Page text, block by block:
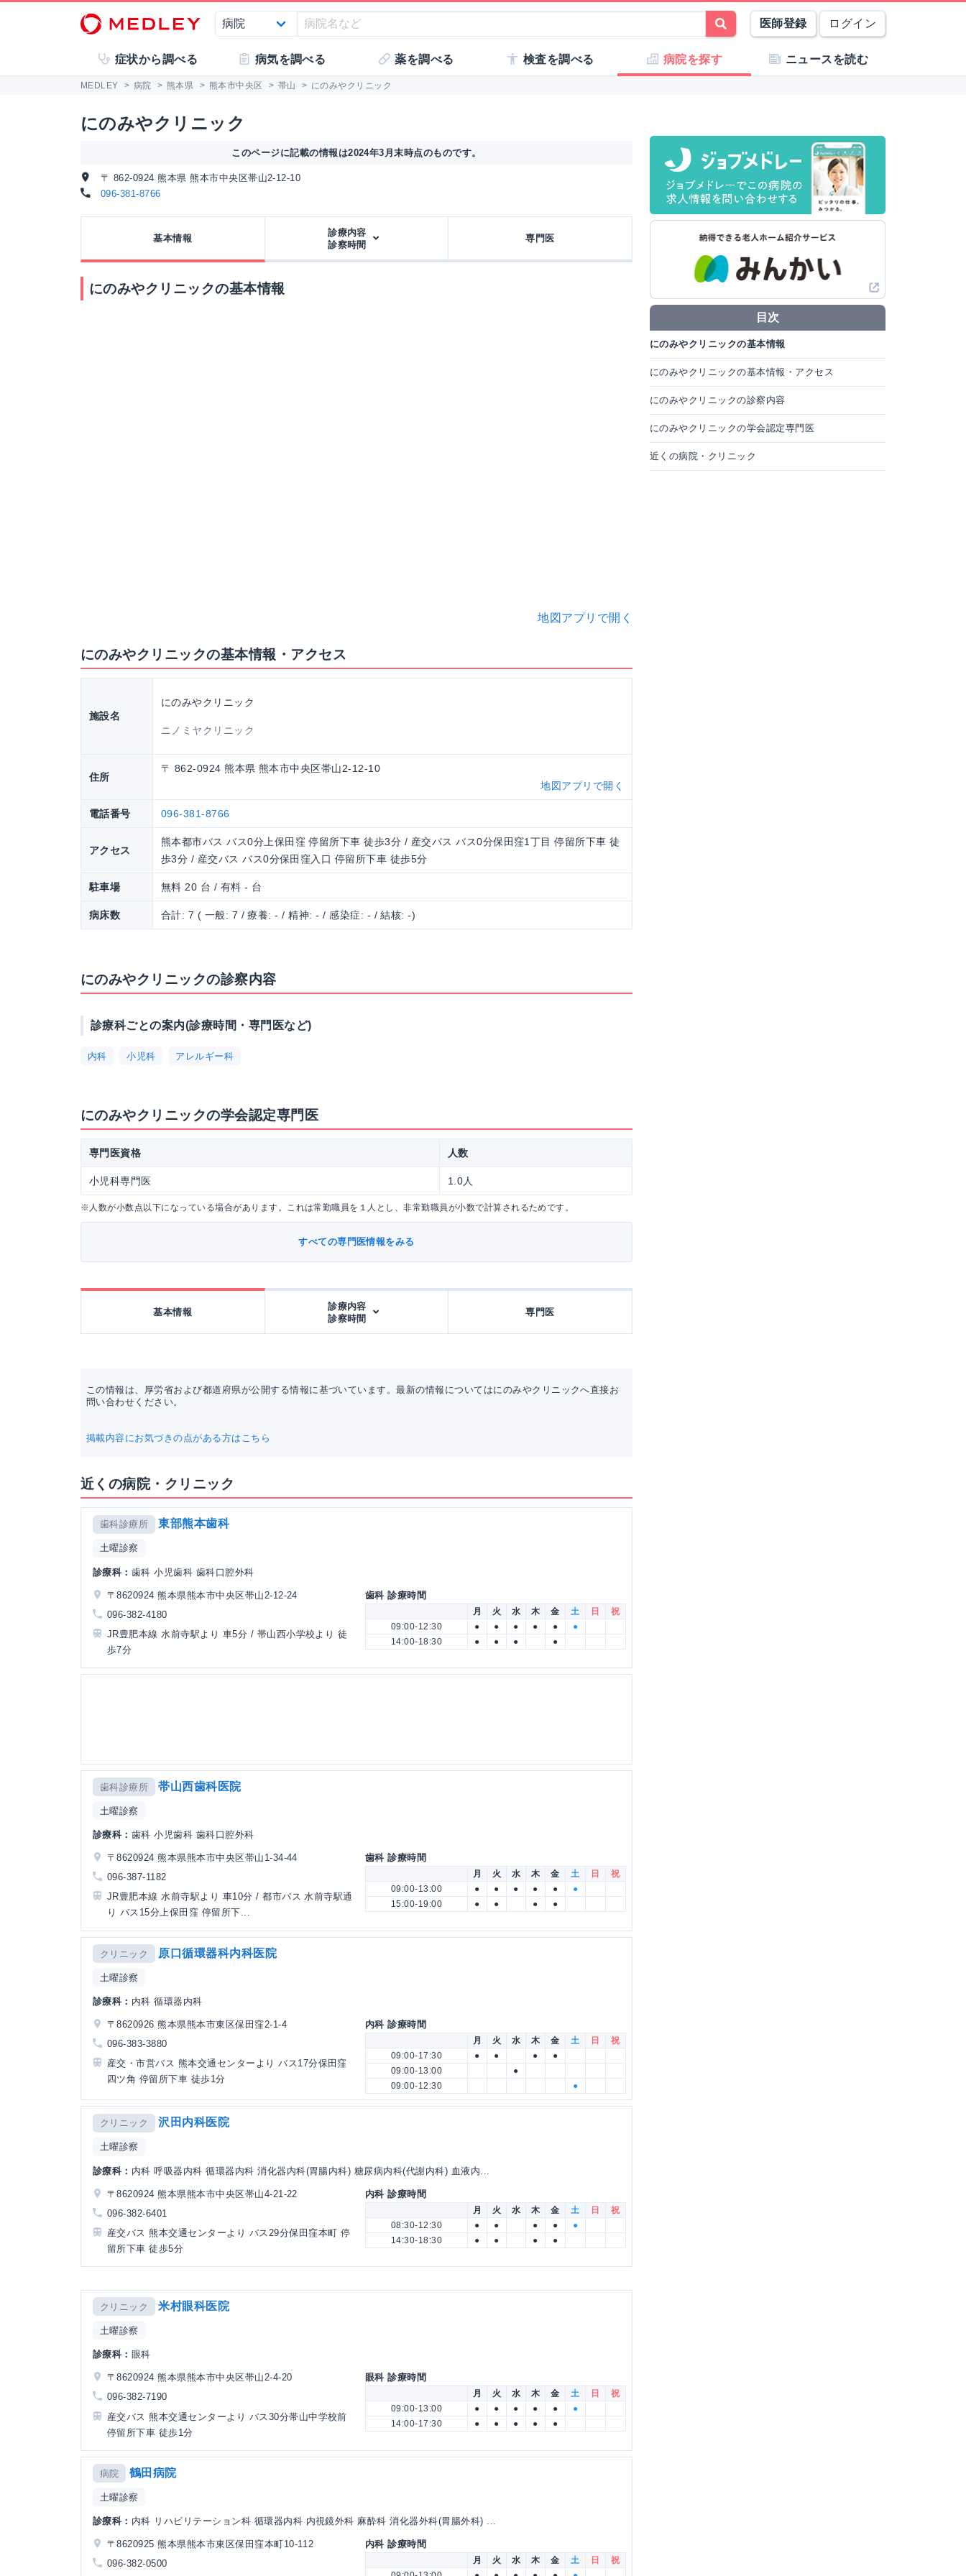
医師登録 ログイン
症状から調べる 病気を調べる 薬を調べる 検査を調べる 病院を探す ニュースを読む
MEDLEY > 病院 > 熊本県 > 熊本市中央区 > 帯山 > にのみやクリニック
にのみやクリニック
このページに記載の情報は2024年3月末時点のものです。
〒 862-0924 熊本県 熊本市中央区帯山2-12-10
096-381-8766
基本情報
診療内容
診察時間
専門医
にのみやクリニックの基本情報
地図アプリで開く
にのみやクリニックの基本情報・アクセス
施設名
にのみやクリニック
ニノミヤクリニック
住所
〒 862-0924 熊本県 熊本市中央区帯山2-12-10
地図アプリで開く
電話番号 096-381-8766
アクセス
熊本都市バス バス0分上保田窪 停留所下車 徒歩3分 / 産交バス バス0分保田窪1丁目 停留所下車 徒
歩3分 / 産交バス バス0分保田窪入口 停留所下車 徒歩5分
駐車場 無料 20 台 / 有料 - 台
病床数 合計: 7 ( 一般: 7 / 療養: - / 精神: - / 感染症: - / 結核: -)
にのみやクリニックの診察内容
診療科ごとの案内(診療時間・専門医など)
内科 小児科 アレルギー科
にのみやクリニックの学会認定専門医
専門医資格 人数
小児科専門医 1.0人
※人数が小数点以下になっている場合があります。これは常勤職員を１人とし、非常勤職員が小数で計算されるためです。
すべての専門医情報をみる
基本情報
診療内容
診察時間
専門医
この情報は、厚労省および都道府県が公開する情報に基づいています。最新の情報についてはにのみやクリニックへ直接お
問い合わせください。
掲載内容にお気づきの点がある方はこちら
近くの病院・クリニック
歯科診療所 東部熊本歯科
土曜診察
診療科： 歯科 小児歯科 歯科口腔外科
〒8620924 熊本県熊本市中央区帯山2-12-24
096-382-4180
JR豊肥本線 水前寺駅より 車5分 / 帯山西小学校より 徒
歩7分
歯科 診療時間
月 火 水 木 金 土 日
祝
09:00-12:30
● ● ● ● ●
●
14:00-18:30
● ● ● ●
歯科診療所 帯山西歯科医院
土曜診察
診療科： 歯科 小児歯科 歯科口腔外科
〒8620924 熊本県熊本市中央区帯山1-34-44
096-387-1182
JR豊肥本線 水前寺駅より 車10分 / 都市バス 水前寺駅通
り バス15分上保田窪 停留所下...
歯科 診療時間
月 火 水 木 金 土 日
祝
09:00-13:00
● ● ● ● ●
●
15:00-19:00
● ● ● ●
クリニック 原口循環器科内科医院
土曜診察
診療科： 内科 循環器内科
〒8620926 熊本県熊本市東区保田窪2-1-4
096-383-3880
産交・市営バス 熊本交通センターより バス17分保田窪
四ツ角 停留所下車 徒歩1分
内科 診療時間
月 火 水 木 金 土 日
祝
09:00-17:30
● ● ●
●
09:00-13:00
●
09:00-12:30
●
クリニック 沢田内科医院
土曜診察
診療科： 内科 呼吸器内科 循環器内科 消化器内科(胃腸内科) 糖尿病内科(代謝内科) 血液内...
〒8620924 熊本県熊本市中央区帯山4-21-22
096-382-6401
産交バス 熊本交通センターより バス29分保田窪本町 停
留所下車 徒歩5分
内科 診療時間
月 火 水 木 金 土 日
祝
08:30-12:30
● ● ● ●
●
14:30-18:30
● ● ● ●
クリニック 米村眼科医院
土曜診察
診療科： 眼科
〒8620924 熊本県熊本市中央区帯山2-4-20
096-382-7190
産交バス 熊本交通センターより バス30分帯山中学校前
停留所下車 徒歩1分
眼科 診療時間
月 火 水 木 金 土 日
祝
09:00-13:00
● ● ● ● ●
●
14:00-17:30
● ● ● ● ●
病院 鶴田病院
土曜診察
診療科： 内科 リハビリテーション科 循環器内科 内視鏡外科 麻酔科 消化器外科(胃腸外科) ...
〒8620925 熊本県熊本市東区保田窪本町10-112
096-382-0500
内科 診療時間
月 火 水 木 金 土 日
祝
目次
にのみやクリニックの基本情報
にのみやクリニックの基本情報・アクセス
にのみやクリニックの診察内容
にのみやクリニックの学会認定専門医
近くの病院・クリニック